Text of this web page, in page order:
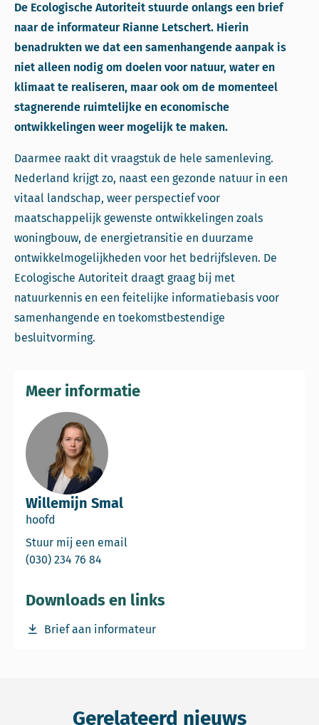
De Ecologische Autoriteit stuurde onlangs een brief
naar de informateur Rianne Letschert. Hierin
benadrukten we dat een samenhangende aanpak is
niet alleen nodig om doelen voor natuur, water en
klimaat te realiseren, maar ook om de momenteel
stagnerende ruimtelijke en economische
ontwikkelingen weer mogelijk te maken.
Daarmee raakt dit vraagstuk de hele samenleving.
Nederland krijgt zo, naast een gezonde natuur in een
vitaal landschap, weer perspectief voor
maatschappelijk gewenste ontwikkelingen zoals
woningbouw, de energietransitie en duurzame
ontwikkelmogelijkheden voor het bedrijfsleven. De
Ecologische Autoriteit draagt graag bij met
natuurkennis en een feitelijke informatiebasis voor
samenhangende en toekomstbestendige
besluitvorming.
Willemijn Smal
hoofd
Stuur mij een email
(030) 234 76 84
Meer informatie
Downloads en links
Brief aan informateur
Download bestand Brief-aan-informateur-7-januari-
Gerelateerd nieuws